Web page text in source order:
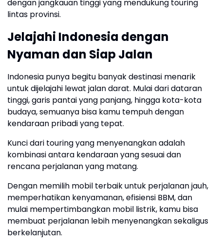
dengan jangkauan tinggi yang mendukung touring
lintas provinsi.
Jelajahi Indonesia dengan
Nyaman dan Siap Jalan
Indonesia punya begitu banyak destinasi menarik
untuk dijelajahi lewat jalan darat. Mulai dari dataran
tinggi, garis pantai yang panjang, hingga kota-kota
budaya, semuanya bisa kamu tempuh dengan
kendaraan pribadi yang tepat.
Kunci dari touring yang menyenangkan adalah
kombinasi antara kendaraan yang sesuai dan
rencana perjalanan yang matang.
Dengan memilih mobil terbaik untuk perjalanan jauh,
memperhatikan kenyamanan, efisiensi BBM, dan
mulai mempertimbangkan mobil listrik, kamu bisa
membuat perjalanan lebih menyenangkan sekaligus
berkelanjutan.